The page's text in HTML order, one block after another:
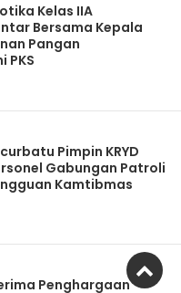
Kelas IIA
Bersama Kepala
Pangan
PKS
Pimpin KRYD
Gabungan Patroli
Kamtibmas
Penghargaan